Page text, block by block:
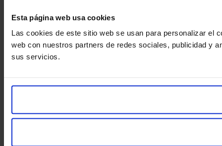
Esta página web usa cookies
Las cookies de este sitio web se usan para personalizar el
web con nuestros partners de redes sociales, publicidad y
sus servicios.